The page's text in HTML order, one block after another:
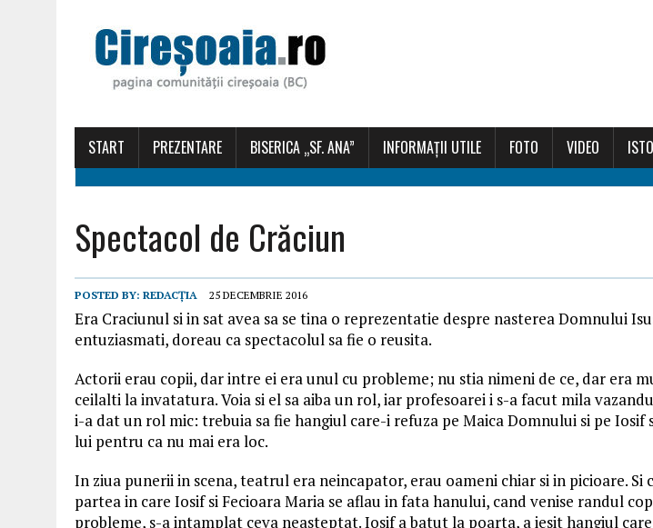
START PREZENTARE BISERICA „SF. ANA” INFORMAȚII UTILE FOTO VIDEO
Spectacol de Crăciun
POSTED BY: REDACȚIA 25 DECEMBRIE 2016
Era Craciunul si in sat avea sa se tina o reprezentatie despre nasterea Domnului
entuziasmati, doreau ca spectacolul sa fie o reusita.
Actorii erau copii, dar intre ei era unul cu probleme; nu stia nimeni de ce, dar era
ceilalti la invatatura. Voia si el sa aiba un rol, iar profesoarei i s-a facut mila
i-a dat un rol mic: trebuia sa fie hangiul care-i refuza pe Maica Domnului si pe Iosif
lui pentru ca nu mai era loc.
In ziua punerii in scena, teatrul era neincapator, erau oameni chiar si in picioare. Si
partea in care Iosif si Fecioara Maria se aflau in fata hanului, cand venise randul
probleme, s-a intamplat ceva neasteptat. Iosif a batut la poarta, a iesit hangiul